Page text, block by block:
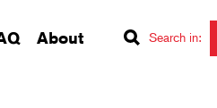
About Search in: